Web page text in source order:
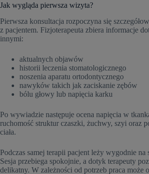
Jak wygląda pierwsza wizyta?
Pierwsza konsultacja rozpoczyna się
z pacjentem. Fizjoterapeuta zbiera informacje
innymi:
aktualnych objawów
historii leczenia stomatologicznego
noszenia aparatu ortodontycznego
nawyków takich jak zaciskanie zębów
bólu głowy lub napięcia karku
Po wywiadzie następuje ocena napięcia w
ruchomość struktur czaszki, żuchwy, szyi oraz
ciała.
Podczas samej terapii pacjent leży wygodnie na
Sesja przebiega spokojnie, a dotyk terapeuty
delikatny. W zależności od potrzeb praca może